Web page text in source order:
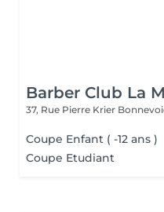
Barber Club La
37, Rue Pierre Krier
Coupe Enfant ( -12 ans )
Coupe Etudiant